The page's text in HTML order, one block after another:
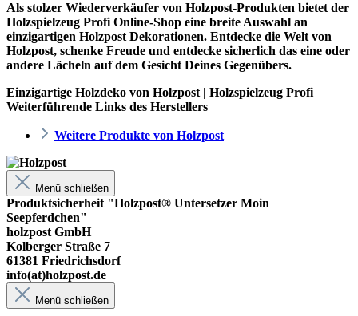
Als stolzer Wiederverkäufer von Holzpost-Produkten bietet der
Holzspielzeug Profi Online-Shop eine breite Auswahl an
einzigartigen Holzpost Dekorationen. Entdecke die Welt von
Holzpost, schenke Freude und entdecke sicherlich das eine oder
andere Lächeln auf dem Gesicht Deines Gegenübers.
Einzigartige Holzdeko von Holzpost | Holzspielzeug Profi
Weiterführende Links des Herstellers
Weitere Produkte von Holzpost
Menü schließen
Produktsicherheit "Holzpost® Untersetzer Moin
Seepferdchen"
holzpost GmbH
Kolberger Straße 7
61381 Friedrichsdorf
info(at)holzpost.de
Menü schließen